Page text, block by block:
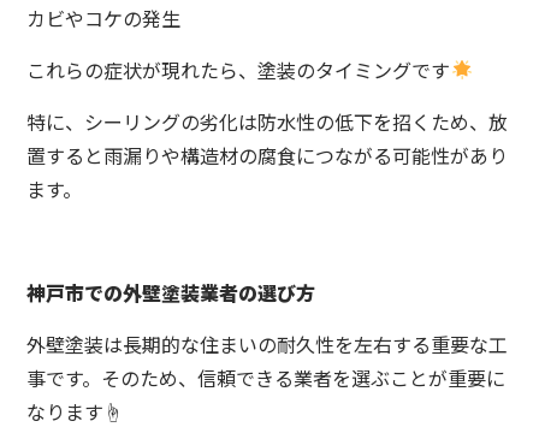
カビやコケの発生
これらの症状が現れたら、塗装のタイミングです
特に、シーリングの劣化は防水性の低下を招くため、放
置すると雨漏りや構造材の腐食につながる可能性があり
ます。
神戸市での外壁塗装業者の選び方
外壁塗装は長期的な住まいの耐久性を左右する重要な工
事です。そのため、信頼できる業者を選ぶことが重要に
なります☝️